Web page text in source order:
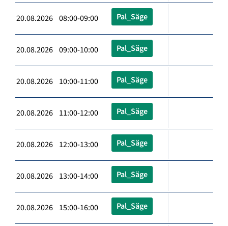
20.08.2026 08:00-09:00 Pal_Säge
20.08.2026 09:00-10:00 Pal_Säge
20.08.2026 10:00-11:00 Pal_Säge
20.08.2026 11:00-12:00 Pal_Säge
20.08.2026 12:00-13:00 Pal_Säge
20.08.2026 13:00-14:00 Pal_Säge
20.08.2026 15:00-16:00 Pal_Säge